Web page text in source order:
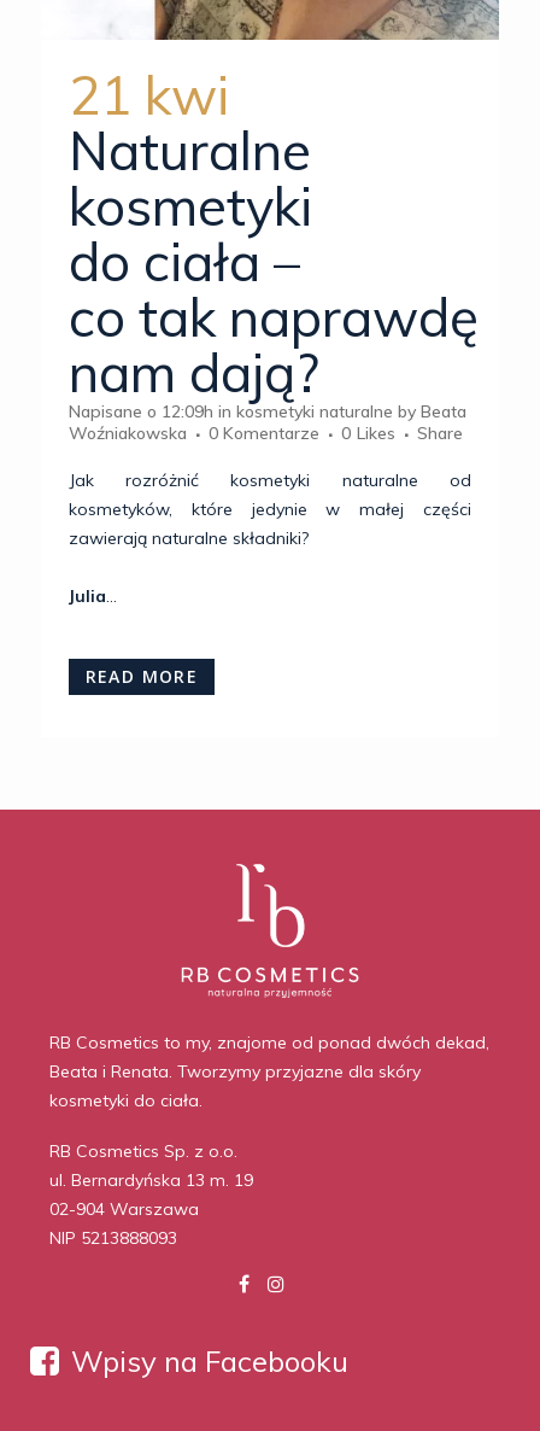
21 kwi
Naturalne
kosmetyki
do ciała –
co tak naprawdę
nam dają?
Napisane o 12:09h in kosmetyki naturalne by Beata
Woźniakowska
0 Komentarze 0 Likes Share
Jak rozróżnić kosmetyki naturalne od
kosmetyków, które jedynie w małej części
zawierają naturalne składniki?
Julia...
READ MORE
RB Cosmetics to my, znajome od ponad dwóch dekad,
Beata i Renata. Tworzymy przyjazne dla skóry
kosmetyki do ciała.
RB Cosmetics Sp. z o.o.
ul. Bernardyńska 13 m. 19
02-904 Warszawa
NIP 5213888093
Wpisy na Facebooku